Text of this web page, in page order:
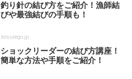
釣り針の結び方をご紹介！漁師結
びや最強結びの手順も！
leisurego.jp
ショックリーダーの結び方講座！
簡単な方法や手順をご紹介！